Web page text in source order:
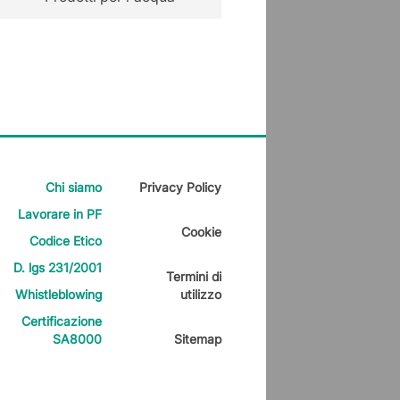
Chi siamo
Lavorare in PF
Codice Etico
D. lgs 231/2001
Whistleblowing
Certificazione
SA8000
Privacy Policy
Cookie
Termini di
utilizzo
Sitemap